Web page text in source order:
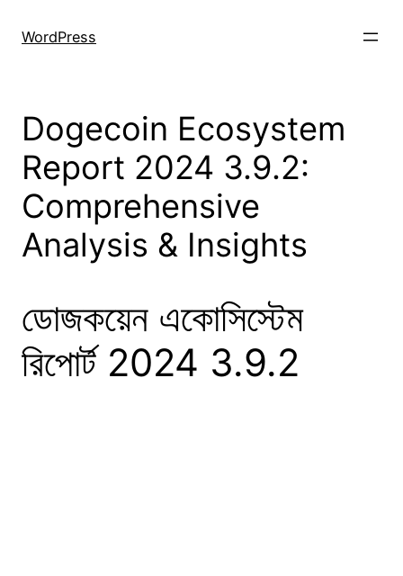
WordPress
Dogecoin Ecosystem
Report 2024 3.9.2:
Comprehensive
Analysis & Insights
ডোজকয়েন একোসিস্টেম
রিপোর্ট 2024 3.9.2